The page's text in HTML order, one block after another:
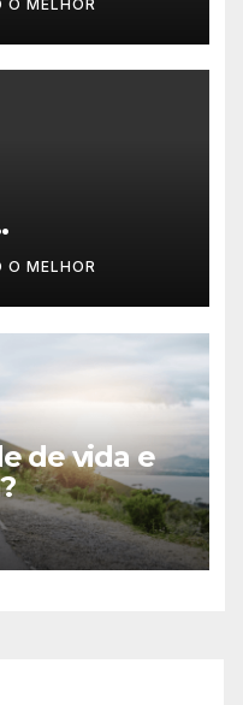
O MELHOR
O MELHOR
de vida e